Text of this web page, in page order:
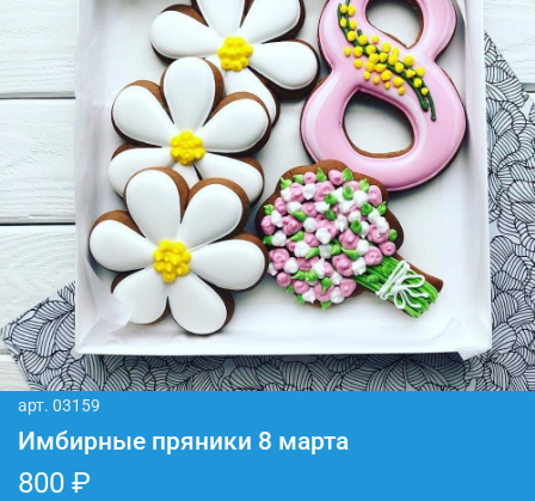
арт. 03159
Имбирные пряники 8 марта
800 ₽